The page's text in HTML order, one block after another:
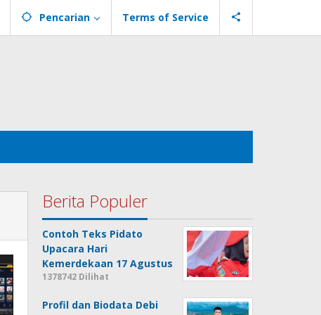
Pencarian Terms of Service
Berita Populer
Contoh Teks Pidato
Upacara Hari
Kemerdekaan 17 Agustus
1378742 Dilihat
Profil dan Biodata Debi